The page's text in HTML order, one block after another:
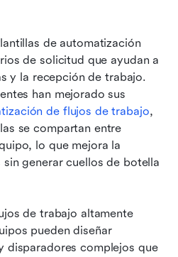
de automatización
de solicitud que ayudan a
y la recepción de trabajo.
de flujos de trabajo,
se compartan entre
lo que mejora la
generar cuellos de botella
de trabajo altamente
pueden diseñar
disparadores complejos que